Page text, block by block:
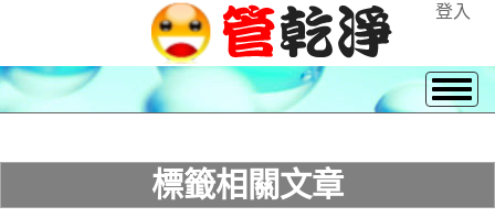
登入
標籤相關文章